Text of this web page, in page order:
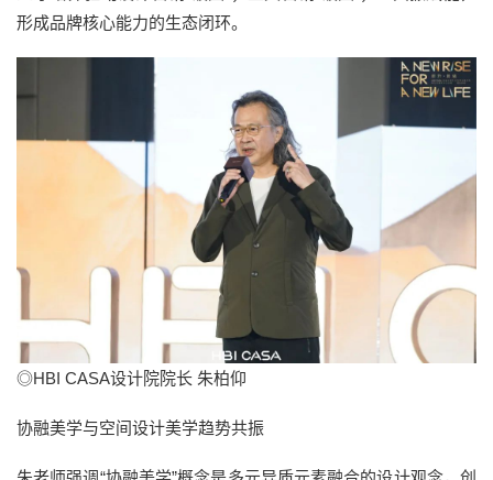
形成品牌核心能力的生态闭环。
◎HBI CASA设计院院长 朱柏仰
协融美学与空间设计美学趋势共振